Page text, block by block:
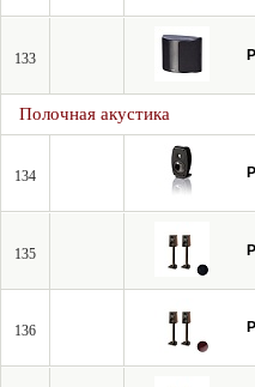
133
Полочная акустика
134
135
136